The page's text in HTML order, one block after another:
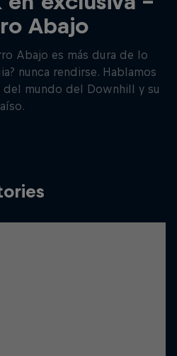
Abajo
Abajo es más dura de lo
nunca rendirse. Hablamos
del mundo del Downhill y su